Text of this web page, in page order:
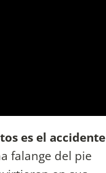
es el accidente
falange del pie